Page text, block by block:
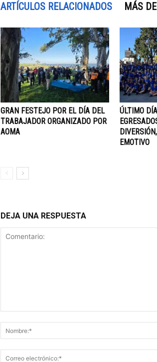
ARTÍCULOS RELACIONADOS MÁS
GRAN FESTEJO POR EL DÍA DEL
TRABAJADOR ORGANIZADO POR
AOMA
ÚLTIMO
EMOTIVO
DEJA UNA RESPUESTA